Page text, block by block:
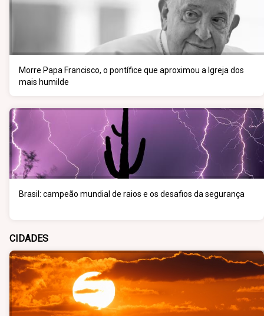
Morre Papa Francisco, o pontífice que aproximou a Igreja dos
mais humilde
Brasil: campeão mundial de raios e os desafios da segurança
CIDADES